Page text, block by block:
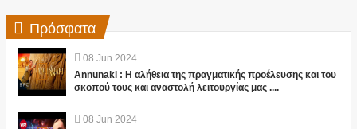
Πρόσφατα
08 Jun 2024
Annunaki : Η αλήθεια της πραγματικής προέλευσης και του
σκοπού τους και αναστολή λειτουργίας μας ....
08 Jun 2024